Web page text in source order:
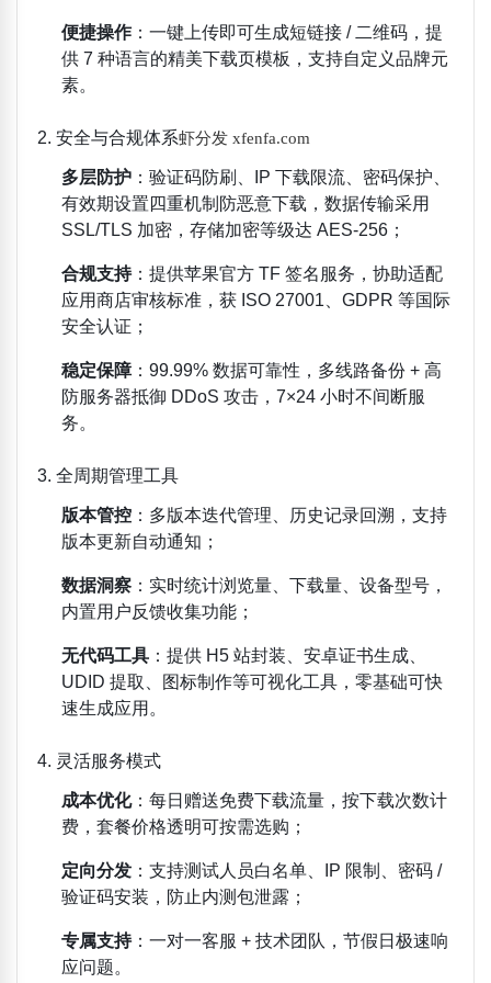
便捷操作：一键上传即可生成短链接 / 二维码，提
供 7 种语言的精美下载页模板，支持自定义品牌元
素。
2. 安全与合规体系虾分发 xfenfa.com
多层防护：验证码防刷、IP 下载限流、密码保护、
有效期设置四重机制防恶意下载，数据传输采用
SSL/TLS 加密，存储加密等级达 AES-256；
合规支持：提供苹果官方 TF 签名服务，协助适配
应用商店审核标准，获 ISO 27001、GDPR 等国际
安全认证；
稳定保障：99.99% 数据可靠性，多线路备份 + 高
防服务器抵御 DDoS 攻击，7×24 小时不间断服
务。
3. 全周期管理工具
版本管控：多版本迭代管理、历史记录回溯，支持
版本更新自动通知；
数据洞察：实时统计浏览量、下载量、设备型号，
内置用户反馈收集功能；
无代码工具：提供 H5 站封装、安卓证书生成、
UDID 提取、图标制作等可视化工具，零基础可快
速生成应用。
4. 灵活服务模式
成本优化：每日赠送免费下载流量，按下载次数计
费，套餐价格透明可按需选购；
定向分发：支持测试人员白名单、IP 限制、密码 /
验证码安装，防止内测包泄露；
专属支持：一对一客服 + 技术团队，节假日极速响
应问题。